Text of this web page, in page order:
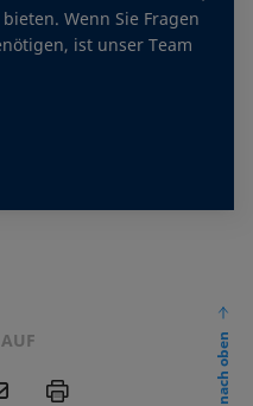
Wenn Sie Fragen
ist unser Team
E
P
nach oben